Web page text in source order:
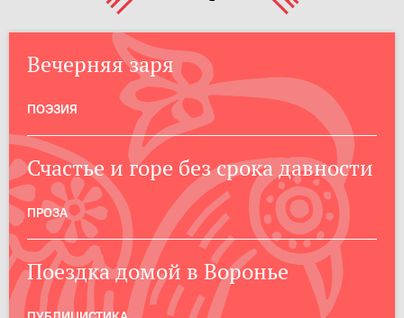
Вечерняя заря
ПОЭЗИЯ
Счастье и горе без срока давности
ПРОЗА
Поездка домой в Воронье